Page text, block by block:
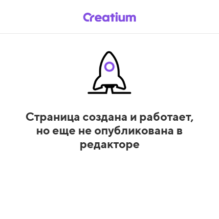
Страница создана и работает,
но еще не опубликована в
редакторе